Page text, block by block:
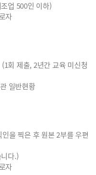
업 500인 이하)
자
회 제출, 2년간 교육 미신청
일반현황
을 찍은 후 원본 2부를 우편
다.)
자